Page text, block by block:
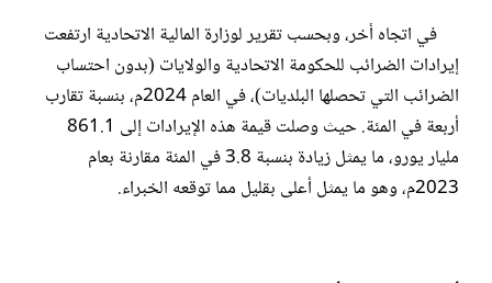
في اتجاه أخر، وبحسب تقرير لوزارة المالية الاتحادية ارتفعت
إيرادات الضرائب للحكومة الاتحادية والولايات (بدون احتساب
الضرائب التي تحصلها البلديات)، في العام 2024م، بنسبة تقارب
أربعة في المئة. حيث وصلت قيمة هذه الإيرادات إلى 861.1
مليار يورو، ما يمثل زيادة بنسبة 3.8 في المئة مقارنة بعام
2023م، وهو ما يمثل أعلى بقليل مما توقعه الخبراء.